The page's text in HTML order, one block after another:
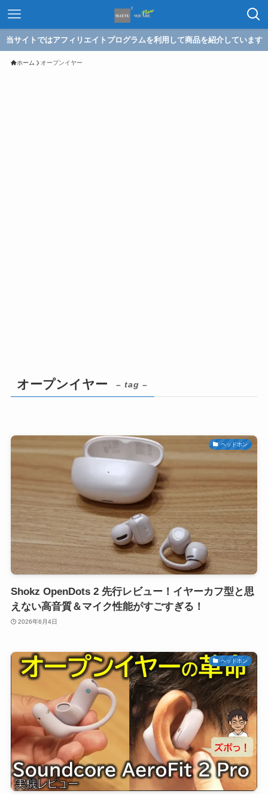
当サイトではアフィリエイトプログラムを利用して商品を紹介しています
ホーム オープンイヤー
オープンイヤー – tag –
ヘッドホン
Shokz OpenDots 2 先行レビュー！イヤーカフ型と思
えない高音質＆マイク性能がすごすぎる！
2026年6月4日
ヘッドホン